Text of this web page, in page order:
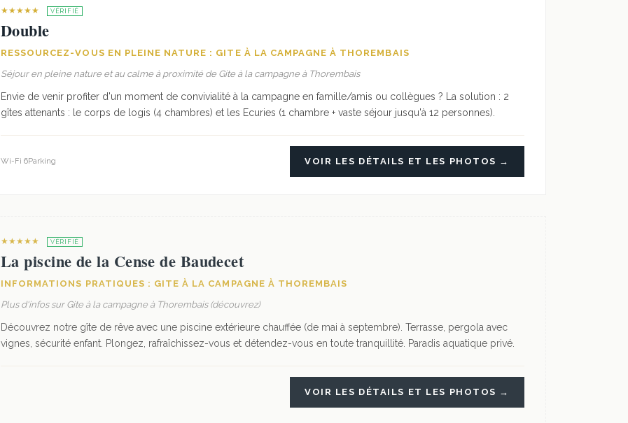
★★★★★ VÉRIFIÉ
Double
RESSOURCEZ-VOUS EN PLEINE NATURE : GITE À LA CAMPAGNE À THOREMBAIS
Séjour en pleine nature et au calme à proximité de Gite à la campagne à Thorembais
Envie de venir profiter d'un moment de convivialité à la campagne en famille/amis ou collègues ? La solution : 2
gîtes attenants : le corps de logis (4 chambres) et les Ecuries (1 chambre + vaste séjour jusqu'à 12 personnes).
Wi-Fi 6Parking VOIR LES DÉTAILS ET LES PHOTOS →
★★★★★ VÉRIFIÉ
La piscine de la Cense de Baudecet
INFORMATIONS PRATIQUES : GITE À LA CAMPAGNE À THOREMBAIS
Plus d'infos sur Gite à la campagne à Thorembais (découvrez)
Découvrez notre gîte de rêve avec une piscine extérieure chauffée (de mai à septembre). Terrasse, pergola avec
vignes, sécurité enfant. Plongez, rafraîchissez-vous et détendez-vous en toute tranquillité. Paradis aquatique privé.
VOIR LES DÉTAILS ET LES PHOTOS →